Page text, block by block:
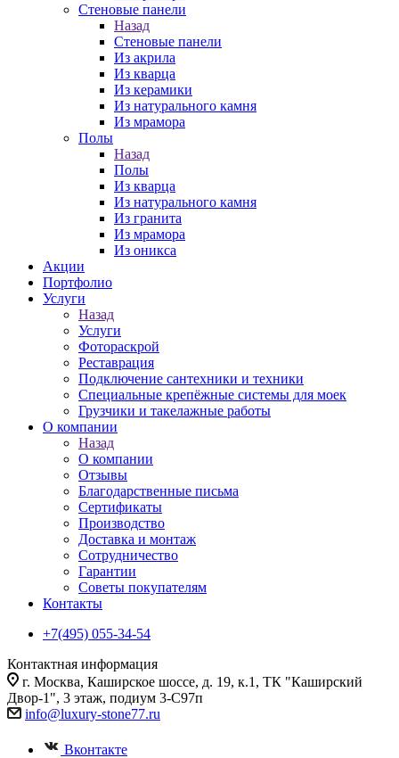
Стеновые панели
Назад
Стеновые панели
Из акрила
Из кварца
Из керамики
Из натурального камня
Из мрамора
Полы
Назад
Полы
Из кварца
Из натурального камня
Из гранита
Из мрамора
Из оникса
Акции
Портфолио
Услуги
Назад
Услуги
Фотораскрой
Реставрация
Подключение сантехники и техники
Специальные крепёжные системы для моек
Грузчики и такелажные работы
О компании
Назад
О компании
Отзывы
Благодарственные письма
Сертификаты
Производство
Доставка и монтаж
Сотрудничество
Гарантии
Советы покупателям
Контакты
+7(495) 055-34-54
Контактная информация
г. Москва, Каширское шоссе, д. 19, к.1, ТК "Каширский
Двор-1", 3 этаж, подиум 3-С97п
info@luxury-stone77.ru
Вконтакте